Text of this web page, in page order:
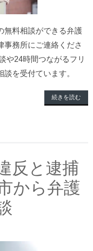
無料相談ができる弁護
事務所にご連絡くださ
や24時間つながるフリ
を受付ています。
続きを読む
反と逮捕
から弁護